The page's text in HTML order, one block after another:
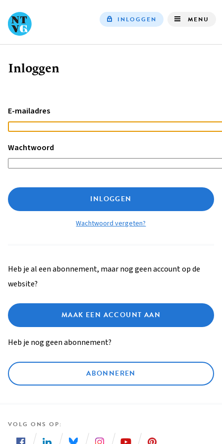
INLOGGEN MENU
Kruimelpad
Inloggen
E-mailadres
Wachtwoord
INLOGGEN
Wachtwoord vergeten?
Heb je al een abonnement, maar nog geen account op de
website?
MAAK EEN ACCOUNT AAN
Heb je nog geen abonnement?
ABONNEREN
VOLG ONS OP